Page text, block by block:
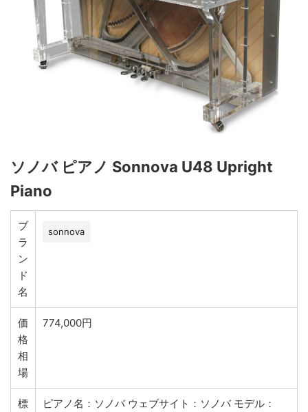
ソノバ ピアノ Sonnova U48 Upright
Piano
ブ
ラ
ン
ド
名
sonnova
価
格
相
場
774,000円
標
ピアノ名：ソノバ ウェブサイト：ソノバ モデル：